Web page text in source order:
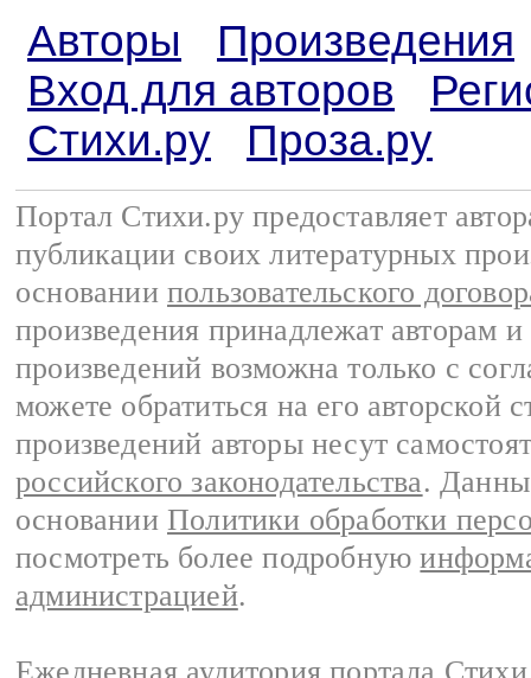
Авторы
Произведения
Вход для авторов
Стихи.ру
Проза.ру
Портал Стихи.ру предоставляет
публикации своих литературных
основании пользовательского
произведения принадлежат авторам
произведений возможна только с
можете обратиться на его авторской
произведений авторы несут
российского законодательства.
основании Политики обработки
посмотреть более подробную
администрацией.
Ежедневная аудитория портала